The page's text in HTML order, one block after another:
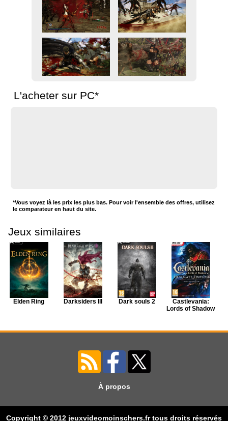
L'acheter sur PC*
*Vous voyez là les prix les plus bas. Pour voir l'ensemble des offres, utilisez
le comparateur en haut du site.
Jeux similaires
Elden Ring Darksiders III Dark souls 2
Castlevania:
Lords of Shadow
Bound by Flame
Lords of the
Fallen
Dark Souls 2:
Scholar of the
La Terre du
Milieu: L'Ombre
À propos
Copyright © 2012 jeuxvideomoinschers.fr tous droits réservés